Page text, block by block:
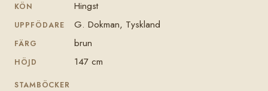
KÖN Hingst
UPPFÖDARE G. Dokman, Tyskland
FÄRG brun
HÖJD 147 cm
STAMBÖCKER